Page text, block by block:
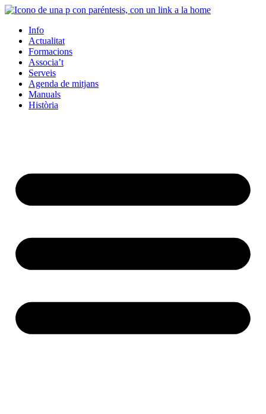
Info
Actualitat
Formacions
Associa’t
Serveis
Agenda de mitjans
Manuals
Història